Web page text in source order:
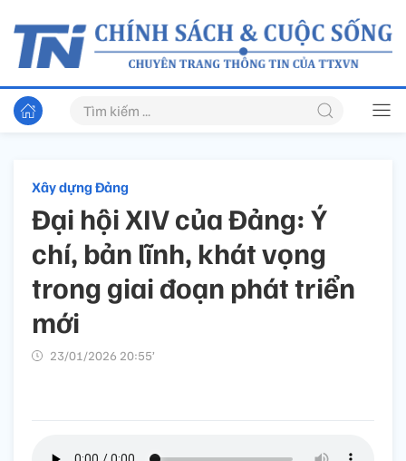
Xây dựng Đảng
Đại hội XIV của Đảng: Ý
chí, bản lĩnh, khát vọng
trong giai đoạn phát triển
mới
23/01/2026 20:55’